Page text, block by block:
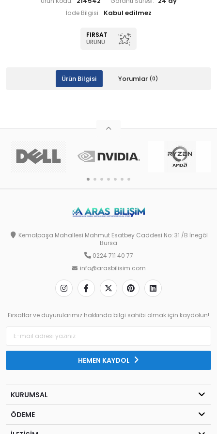
İade Bilgisi:
FIRSAT
ÜRÜNÜ
Ürün Bilgisi Yorumlar (0)
Kemalpaşa Mahallesi Mahmut Esatbey Caddesi No: 31 /B İnegöl
Bursa
0224 711 40 77
info@arasbilisim.com
Fırsatlar ve duyurularımız hakkında bilgi sahibi olmak için kaydolun!
HEMEN KAYDOL
KURUMSAL
ÖDEME